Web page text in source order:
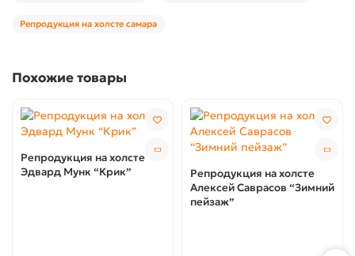
Репродукция на холсте самара
Похожие товары
Репродукция на холсте
Эдвард Мунк “Крик”
Репродукция на холсте
Алексей Саврасов “Зимний
пейзаж”